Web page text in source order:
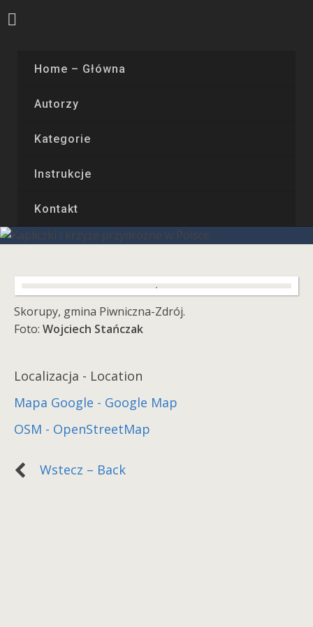
Home – Główna
Autorzy
Kategorie
Instrukcje
Kontakt
Skorupy, gmina Piwniczna-Zdrój.
Foto: Wojciech Stańczak
Localizacja - Location
Mapa Google - Google Map
OSM - OpenStreetMap
Wstecz – Back